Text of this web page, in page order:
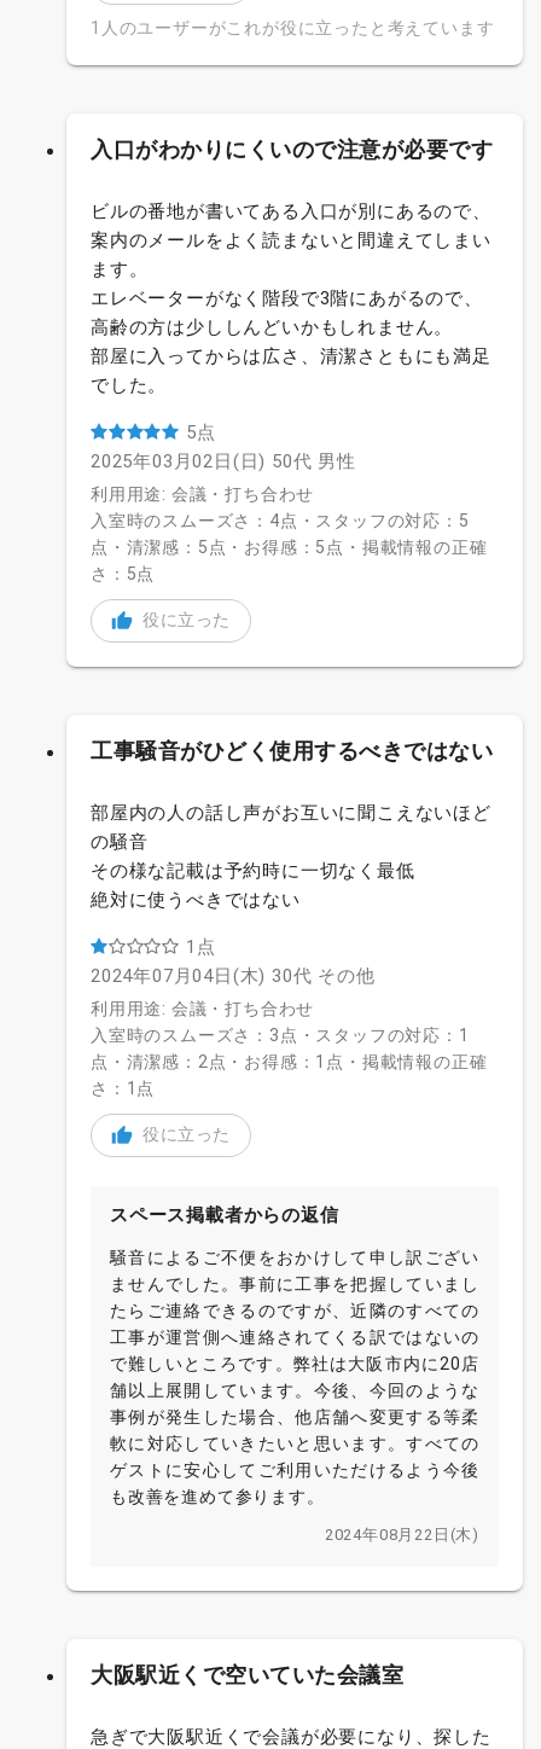
1人のユーザーがこれが役に立ったと考えています
入口がわかりにくいので注意が必要です
ビルの番地が書いてある入口が別にあるので、
案内のメールをよく読まないと間違えてしまい
ます。
エレベーターがなく階段で3階にあがるので、
高齢の方は少ししんどいかもしれません。
部屋に入ってからは広さ、清潔さともにも満足
でした。
5点
2025年03月02日(日) 50代 男性
利用用途: 会議・打ち合わせ
入室時のスムーズさ：4点・スタッフの対応：5
点・清潔感：5点・お得感：5点・掲載情報の正確
さ：5点
役に立った
工事騒音がひどく使用するべきではない
部屋内の人の話し声がお互いに聞こえないほど
の騒音
その様な記載は予約時に一切なく最低
絶対に使うべきではない
1点
2024年07月04日(木) 30代 その他
利用用途: 会議・打ち合わせ
入室時のスムーズさ：3点・スタッフの対応：1
点・清潔感：2点・お得感：1点・掲載情報の正確
さ：1点
役に立った
スペース掲載者からの返信
騒音によるご不便をおかけして申し訳ござい
ませんでした。事前に工事を把握していまし
たらご連絡できるのですが、近隣のすべての
工事が運営側へ連絡されてくる訳ではないの
で難しいところです。弊社は大阪市内に20店
舗以上展開しています。今後、今回のような
事例が発生した場合、他店舗へ変更する等柔
軟に対応していきたいと思います。すべての
ゲストに安心してご利用いただけるよう今後
も改善を進めて参ります。
2024年08月22日(木)
大阪駅近くで空いていた会議室
急ぎで大阪駅近くで会議が必要になり、探した